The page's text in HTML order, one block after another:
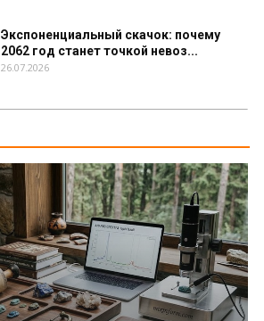
Экспоненциальный скачок: почему
2062 год станет точкой невоз...
26.07.2026